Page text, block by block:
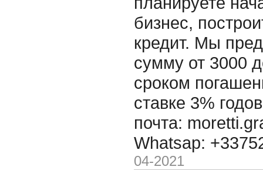
бизнес,
кредит. Мы
сумму от 3000
сроком
ставке 3%
почта:
Whatsap:
04-2021